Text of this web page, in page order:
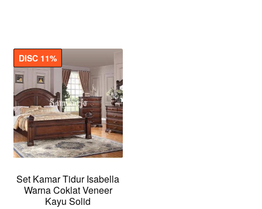
Set Kamar Tidur Isabella
Warna Coklat Veneer
Kayu Solid
DISC 11%